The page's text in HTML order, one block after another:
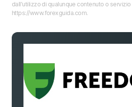
dall'utilizzo di qualunque contenuto o
https://www.forexguida.com.